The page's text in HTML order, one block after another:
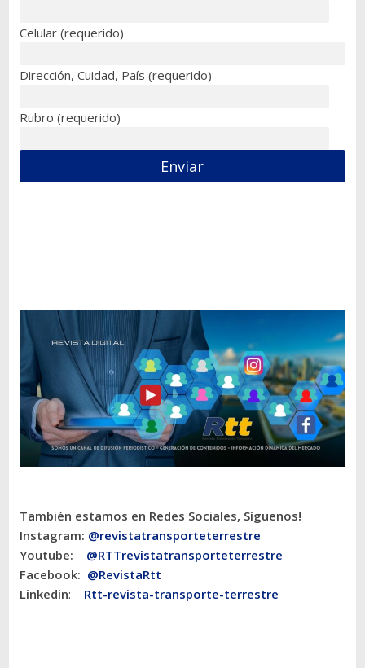
Celular (requerido)
Dirección, Cuidad, País (requerido)
Rubro (requerido)
También estamos en Redes Sociales, Síguenos!
Instagram: @revistatransporteterrestre
Youtube: @RTTrevistatransporteterrestre
Facebook: @RevistaRtt
Linkedin: Rtt-revista-transporte-terrestre